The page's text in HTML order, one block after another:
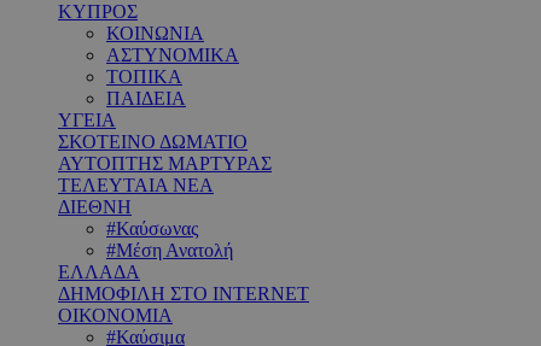
ΚΥΠΡΟΣ
ΚΟΙΝΩΝΙΑ
ΑΣΤΥΝΟΜΙΚΑ
ΤΟΠΙΚΑ
ΠΑΙΔΕΙΑ
ΥΓΕΙΑ
ΣΚΟΤΕΙΝΟ ΔΩΜΑΤΙΟ
ΑΥΤΟΠΤΗΣ ΜΑΡΤΥΡΑΣ
ΤΕΛΕΥΤΑΙΑ ΝΕΑ
ΔΙΕΘΝΗ
#Καύσωνας
#Μέση Ανατολή
ΕΛΛΑΔΑ
ΔΗΜΟΦΙΛΗ ΣΤΟ INTERNET
ΟΙΚΟΝΟΜΙΑ
#Καύσιμα